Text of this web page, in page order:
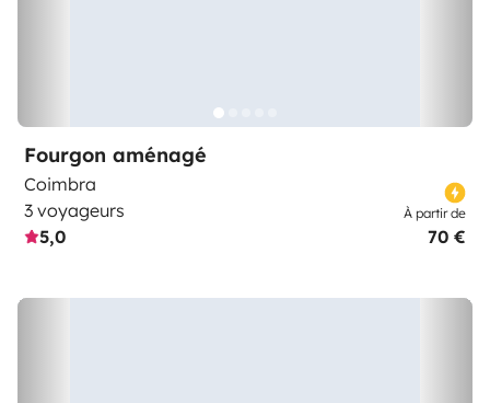
Fourgon aménagé
Coimbra
3 voyageurs
5,0
À partir de
70 €